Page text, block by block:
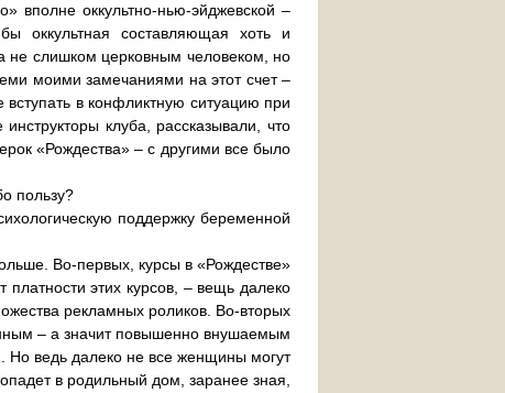
вполне оккультно-нью-эйджевской –
оккультная составляющая хоть и
не слишком церковным человеком, но
моими замечаниями на этот счет –
в конфликтную ситуацию при
клуба, рассказывали, что
«Рождества» – с другими все было
пользу?
поддержку беременной
Во-первых, курсы в «Рождестве»
платности этих курсов, – вещь далеко
рекламных роликов. Во-вторых
– а значит повышенно внушаемым
Но ведь далеко не все женщины могут
в родильный дом, заранее зная,